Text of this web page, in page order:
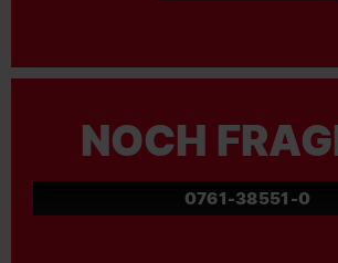
NOCH
0761-38551-0